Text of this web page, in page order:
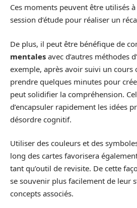
Ces moments peuvent être utilisés
session d’étude pour réaliser un
De plus, il peut être bénéfique de
mentales avec d’autres méthodes
exemple, après avoir suivi un cours
prendre quelques minutes pour
peut solidifier la compréhension.
d’encapsuler rapidement les idées
désordre cognitif.
Utiliser des couleurs et des
long des cartes favorisera
tant qu’outil de revisite. De cette
se souvenir plus facilement de leur
concepts associés.